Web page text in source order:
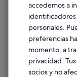
Ayuda
Cancelar un vuelo
Cancelar una
accedemos a
identificadores
personales.
preferencias
momento, a
privacidad.
socios y no